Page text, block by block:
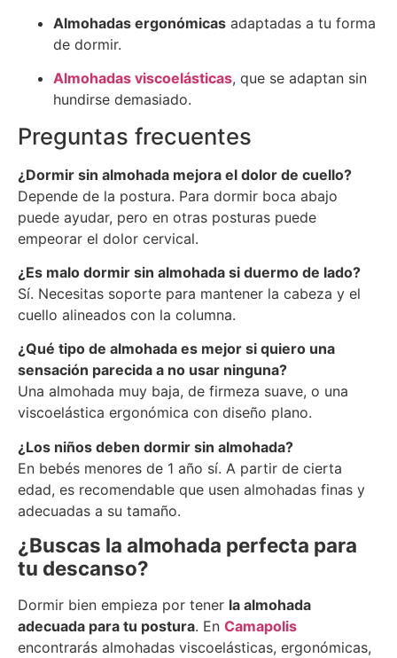
Almohadas ergonómicas adaptadas a tu forma
de dormir.
Almohadas viscoelásticas, que se adaptan sin
hundirse demasiado.
Preguntas frecuentes
¿Dormir sin almohada mejora el dolor de cuello?
Depende de la postura. Para dormir boca abajo
puede ayudar, pero en otras posturas puede
empeorar el dolor cervical.
¿Es malo dormir sin almohada si duermo de lado?
Sí. Necesitas soporte para mantener la cabeza y el
cuello alineados con la columna.
¿Qué tipo de almohada es mejor si quiero una
sensación parecida a no usar ninguna?
Una almohada muy baja, de firmeza suave, o una
viscoelástica ergonómica con diseño plano.
¿Los niños deben dormir sin almohada?
En bebés menores de 1 año sí. A partir de cierta
edad, es recomendable que usen almohadas finas y
adecuadas a su tamaño.
¿Buscas la almohada perfecta para
tu descanso?
Dormir bien empieza por tener la almohada
adecuada para tu postura. En Camapolis
encontrarás almohadas viscoelásticas, ergonómicas,